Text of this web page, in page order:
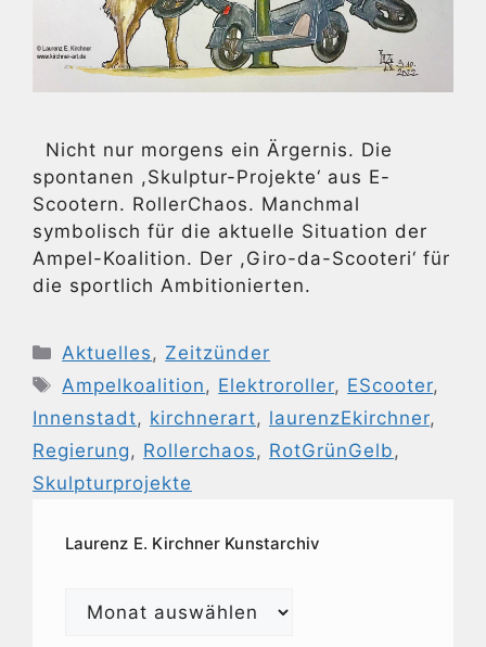
Nicht nur morgens ein Ärgernis. Die
spontanen ,Skulptur-Projekte‘ aus E-
Scootern. RollerChaos. Manchmal
symbolisch für die aktuelle Situation der
Ampel-Koalition. Der ,Giro-da-Scooteri‘ für
die sportlich Ambitionierten.
Kategorien
Aktuelles , Zeitzünder
Schlagwörter
Ampelkoalition , Elektroroller, EScooter,
Innenstadt, kirchnerart, laurenzEkirchner,
Regierung , Rollerchaos , RotGrünGelb ,
Skulpturprojekte
Laurenz E. Kirchner Kunstarchiv
Laurenz